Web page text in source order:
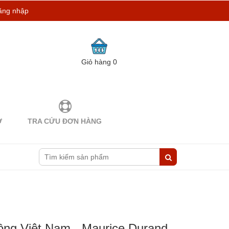
nhập
Giỏ hàng0
TRA CỨU ĐƠN HÀNG